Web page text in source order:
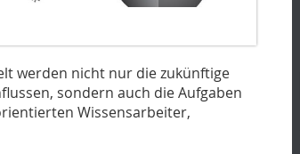
werden nicht nur die zukünftige
sondern auch die Aufgaben
Wissensarbeiter,